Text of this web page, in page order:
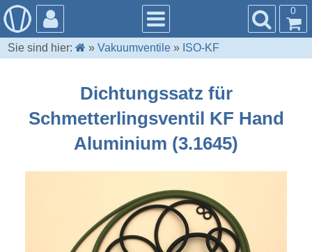
0
Sie sind hier: »Vakuumventile » ISO-KF
Dichtungssatz für
Schmetterlingsventil KF Hand
Aluminium (3.1645)